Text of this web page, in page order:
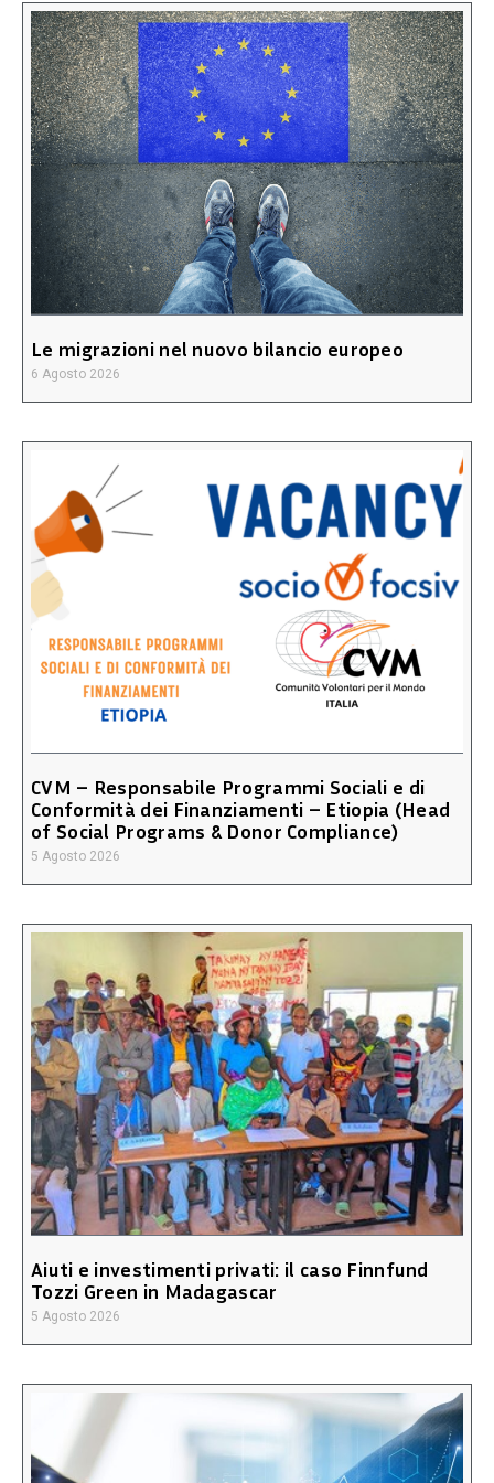
Le migrazioni nel nuovo bilancio europeo
6 Agosto 2026
CVM – Responsabile Programmi Sociali e di
Conformità dei Finanziamenti – Etiopia (Head
of Social Programs & Donor Compliance)
5 Agosto 2026
Aiuti e investimenti privati: il caso Finnfund
Tozzi Green in Madagascar
5 Agosto 2026